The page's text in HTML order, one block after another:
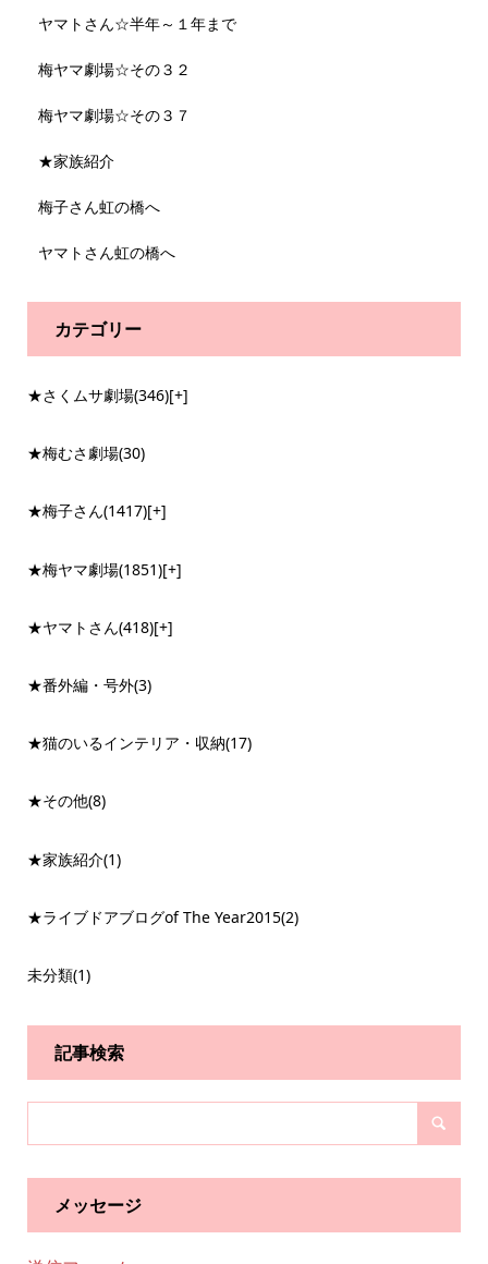
ヤマトさん☆半年～１年まで
梅ヤマ劇場☆その３２
梅ヤマ劇場☆その３７
★家族紹介
梅子さん虹の橋へ
ヤマトさん虹の橋へ
カテゴリー
★さくムサ劇場(346)[+]
★梅むさ劇場(30)
★梅子さん(1417)[+]
★梅ヤマ劇場(1851)[+]
★ヤマトさん(418)[+]
★番外編・号外(3)
★猫のいるインテリア・収納(17)
★その他(8)
★家族紹介(1)
★ライブドアブログof The Year2015(2)
未分類(1)
記事検索
メッセージ